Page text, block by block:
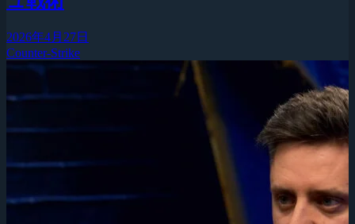
2026年4月27日
Counter-Strike